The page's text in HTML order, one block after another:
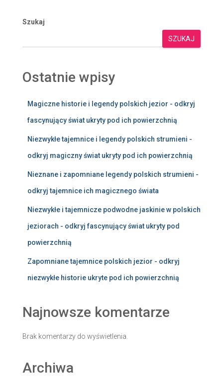
Szukaj
SZUKAJ
Ostatnie wpisy
Magiczne historie i legendy polskich jezior - odkryj
fascynujący świat ukryty pod ich powierzchnią
Niezwykłe tajemnice i legendy polskich strumieni -
odkryj magiczny świat ukryty pod ich powierzchnią
Nieznane i zapomniane legendy polskich strumieni -
odkryj tajemnice ich magicznego świata
Niezwykłe i tajemnicze podwodne jaskinie w polskich
jeziorach - odkryj fascynujący świat ukryty pod
powierzchnią
Zapomniane tajemnice polskich jezior - odkryj
niezwykłe historie ukryte pod ich powierzchnią
Najnowsze komentarze
Brak komentarzy do wyświetlenia.
Archiwa